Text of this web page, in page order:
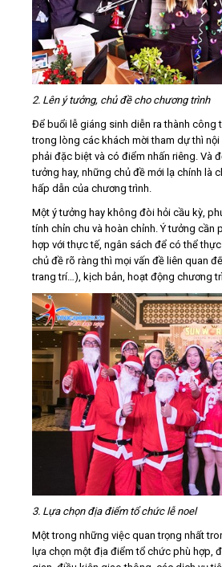
2. Lên ý tưởng, chủ đề cho chương trình
Để buổi lễ giáng sinh diễn ra thành công
trong lòng các khách mời tham dự thì
phải đặc biệt và có điểm nhấn riêng. Và
tưởng hay, những chủ đề mới lạ chính là
hấp dẫn của chương trình.
Một ý tưởng hay không đòi hỏi cầu kỳ,
tính chỉn chu và hoàn chỉnh. Ý tưởng cần
hợp với thực tế, ngân sách để có thể
chủ đề rõ ràng thì mọi vấn đề liên quan
trang trí…), kịch bản, hoạt động chương
3. Lựa chọn địa điểm tổ chức lễ noel
Một trong những việc quan trọng nhất
lựa chọn một địa điểm tổ chức phù hợp,